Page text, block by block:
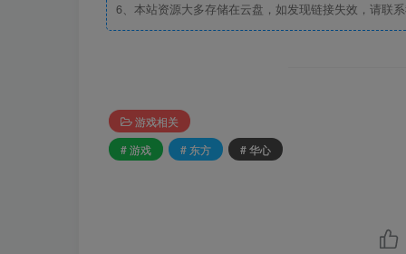
6、本站资源大多存储在云盘，如发现链接失效，请联
游戏相关
# 游戏
# 东方 # 华心